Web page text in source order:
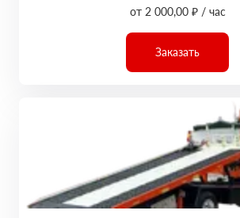
от 2 000,00 ₽ / час
Заказать